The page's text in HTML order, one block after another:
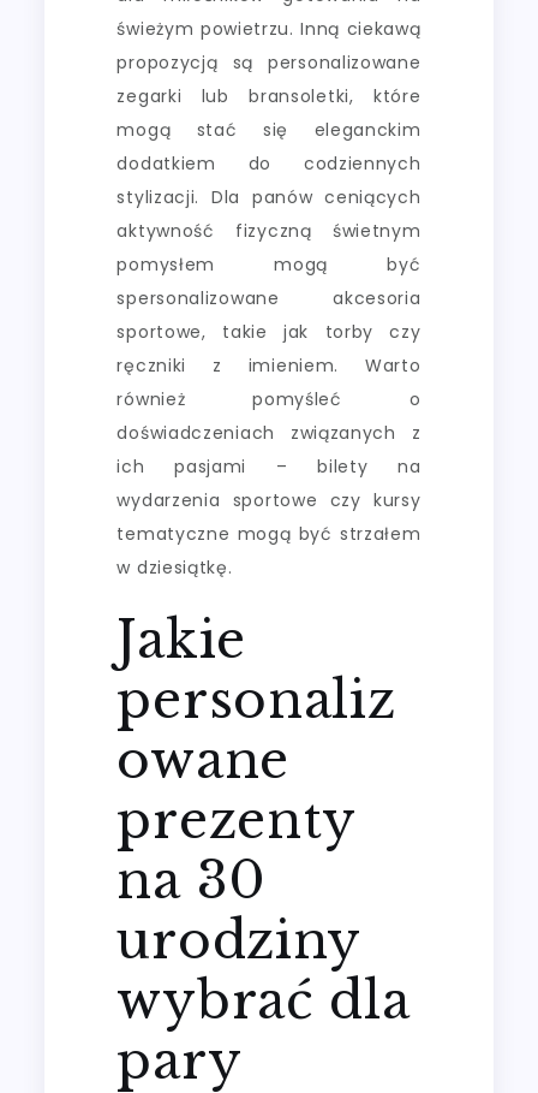
świeżym powietrzu. Inną ciekawą
propozycją są personalizowane
zegarki lub bransoletki, które
mogą stać się eleganckim
dodatkiem do codziennych
stylizacji. Dla panów ceniących
aktywność fizyczną świetnym
pomysłem mogą być
spersonalizowane akcesoria
sportowe, takie jak torby czy
ręczniki z imieniem. Warto
również pomyśleć o
doświadczeniach związanych z
ich pasjami – bilety na
wydarzenia sportowe czy kursy
tematyczne mogą być strzałem
w dziesiątkę.
Jakie
personaliz
owane
prezenty
na 30
urodziny
wybrać dla
pary